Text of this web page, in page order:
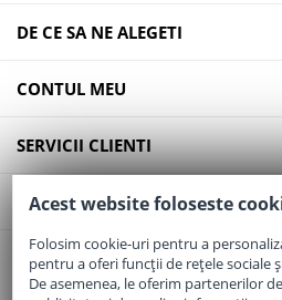
DE CE SA NE ALEGETI
CONTUL MEU
SERVICII CLIENTI
CONTACT
Email:office@elaptepraf.ro
Telefon:0745-964-449
Acest website foloseste
Folosim cookie-uri pentru a
pentru a oferi funcții de rețele sociale
De asemenea, le oferim partenerilor